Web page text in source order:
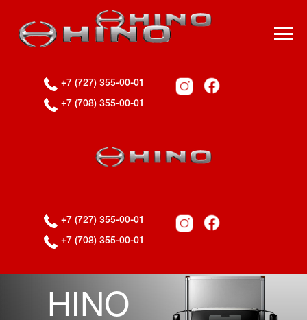
+7 (708) 355-00-01
+7 (727) 355-00-01
+7 (708) 355-00-01
+7 (727) 355-00-01
HINO
300